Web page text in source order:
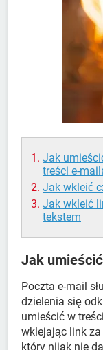
Jak
treści e-
Jak wkleić
Jak wkleić
tekstem
Jak
Poczta e-mail
dzielenia się
umieścić w
wklejając link
który nijak nie